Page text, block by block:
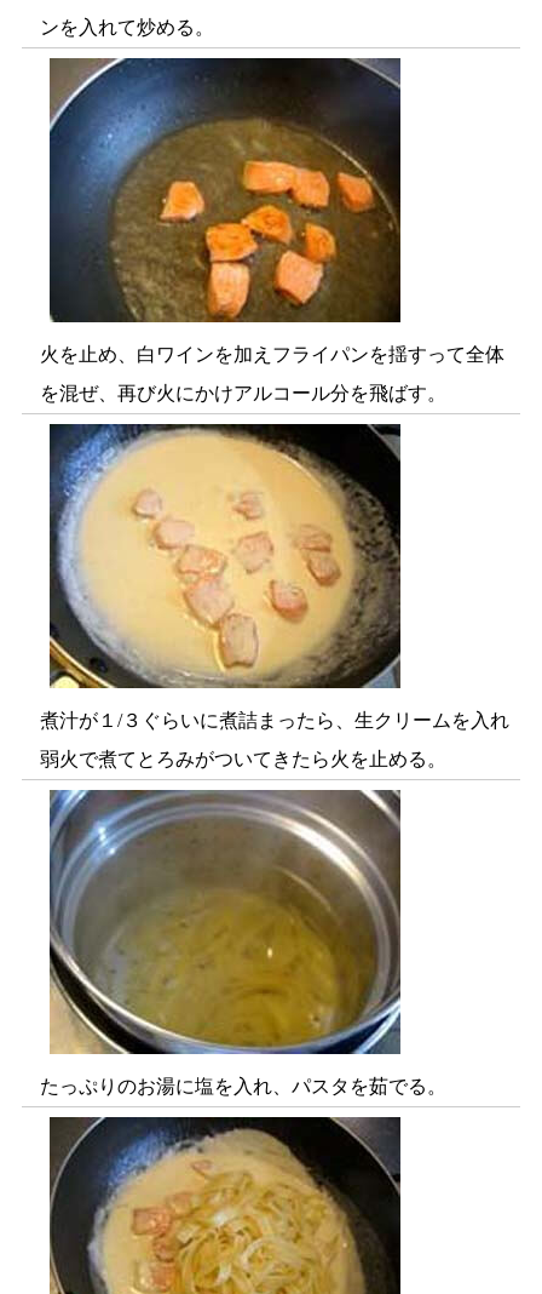
ンを入れて炒める。
火を止め、白ワインを加えフライパンを揺すって全体
を混ぜ、再び火にかけアルコール分を飛ばす。
煮汁が１/３ぐらいに煮詰まったら、生クリームを入れ
弱火で煮てとろみがついてきたら火を止める。
たっぷりのお湯に塩を入れ、パスタを茹でる。